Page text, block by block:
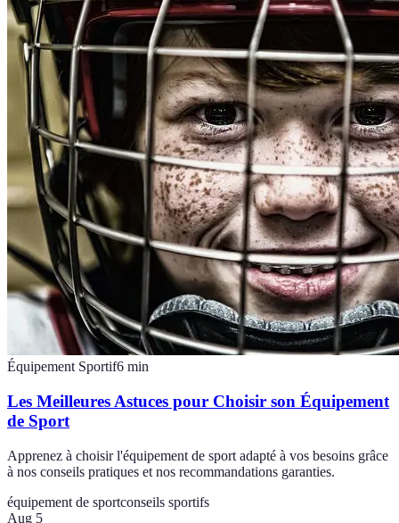
Équipement Sportif6 min
Les Meilleures Astuces pour Choisir son Équipement
de Sport
Apprenez à choisir l'équipement de sport adapté à vos besoins grâce
à nos conseils pratiques et nos recommandations garanties.
équipement de sportconseils sportifs
Aug 5